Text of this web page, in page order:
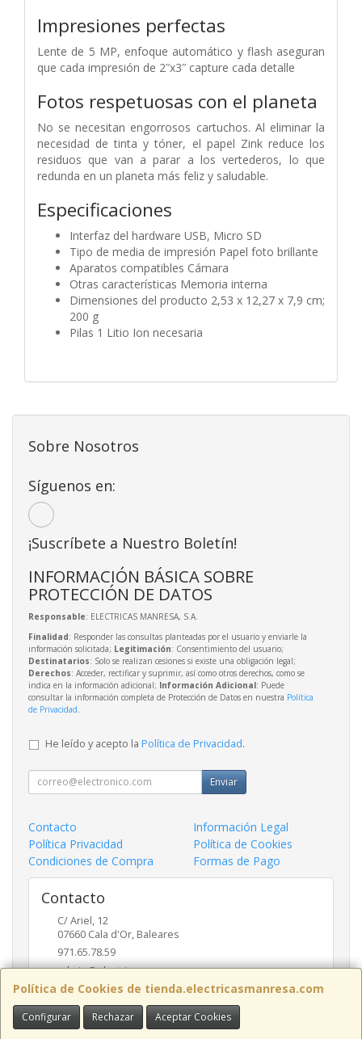
Impresiones perfectas
Lente de 5 MP, enfoque automático y flash aseguran
que cada impresión de 2ʺx3ʺ capture cada detalle
Fotos respetuosas con el planeta
No se necesitan engorrosos cartuchos. Al eliminar la
necesidad de tinta y tóner, el papel Zink reduce los
residuos que van a parar a los vertederos, lo que
redunda en un planeta más feliz y saludable.
Especificaciones
Interfaz del hardware‎ USB, Micro SD
Tipo de media de impresión‎ Papel foto brillante
Aparatos compatibles ‎Cámara
Otras características‎ Memoria interna
Dimensiones del producto ‎2,53 x 12,27 x 7,9 cm;
200 g
Pilas ‎1 Litio Ion necesaria
Política de Cookies de tienda.electricasmanresa.com
Configurar Rechazar Aceptar Cookies
Sobre Nosotros
Síguenos en:
¡Suscríbete a Nuestro Boletín!
INFORMACIÓN BÁSICA SOBRE
PROTECCIÓN DE DATOS
Responsable: ELECTRICAS MANRESA, S.A.
Finalidad: Responder las consultas planteadas por el usuario y enviarle la
información solicitada; Legitimación: Consentimiento del usuario;
Destinatarios: Solo se realizan cesiones si existe una obligación legal;
Derechos: Acceder, rectificar y suprimir, así como otros derechos, como se
indica en la información adicional; Información Adicional: Puede
consultar la información completa de Protección de Datos en nuestra Política
de Privacidad
He leído y acepto la Política de Privacidad.
Enviar
Contacto
Información Legal
Política Privacidad
Política de Cookies
Condiciones de Compra
Formas de Pago
Contacto
C/ Ariel, 12
07660 Cala d'Or, Baleares
971.65.78.59
admin@electricasmanresa.com
Horario